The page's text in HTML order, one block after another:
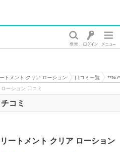
トメント クリア ローション 口コミ一覧
ーション 口コミ
コミ
ートメント クリア ローション